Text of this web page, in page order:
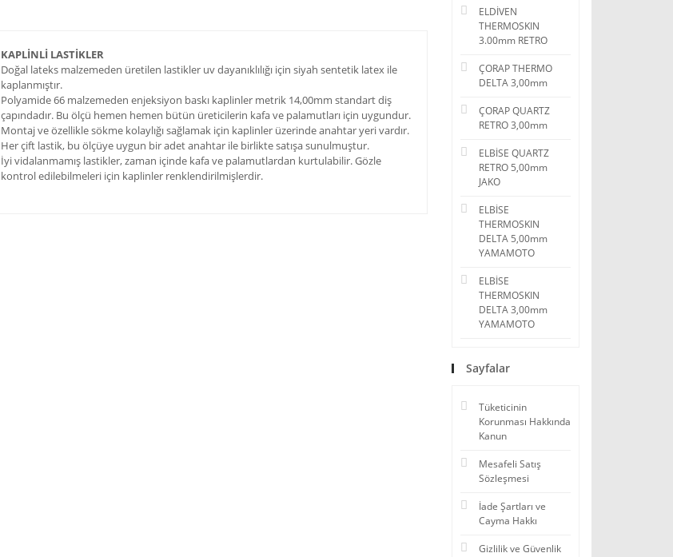
KAPLİNLİ LASTİKLER
Doğal lateks malzemeden üretilen lastikler uv dayanıklılığı için siyah sentetik latex ile
kaplanmıştır.
Polyamide 66 malzemeden enjeksiyon baskı kaplinler metrik 14,00mm standart diş
çapındadır. Bu ölçü hemen hemen bütün üreticilerin kafa ve palamutları için uygundur.
Montaj ve özellikle sökme kolaylığı sağlamak için kaplinler üzerinde anahtar yeri vardır.
Her çift lastik, bu ölçüye uygun bir adet anahtar ile birlikte satışa sunulmuştur.
İyi vidalanmamış lastikler, zaman içinde kafa ve palamutlardan kurtulabilir. Gözle
kontrol edilebilmeleri için kaplinler renklendirilmişlerdir.
ELDİVEN
THERMOSKIN
3.00mm RETRO
ÇORAP THERMO
DELTA 3,00mm
ÇORAP QUARTZ
RETRO 3,00mm
ELBİSE QUARTZ
RETRO 5,00mm
JAKO
ELBİSE
THERMOSKIN
DELTA 5,00mm
YAMAMOTO
ELBİSE
THERMOSKIN
DELTA 3,00mm
YAMAMOTO
Sayfalar
Tüketicinin
Korunması Hakkında
Kanun
Mesafeli Satış
Sözleşmesi
İade Şartları ve
Cayma Hakkı
Gizlilik ve Güvenlik